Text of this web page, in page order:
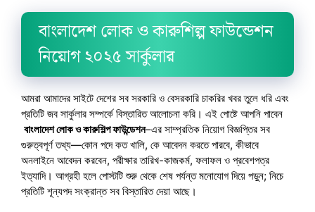
বাংলাদেশ লোক ও কারুশিল্প ফাউন্ডেশন
নিয়োগ ২০২৫ সার্কুলার
আমরা আমাদের সাইটে দেশের সব সরকারি ও বেসরকারি চাকরির খবর তুলে ধরি এবং
প্রতিটি জব সার্কুলার সম্পর্কে বিস্তারিত আলোচনা করি। এই পোষ্টে আপনি পাবেন
বাংলাদেশ লোক ও কারুশিল্প ফাউন্ডেশন–এর সাম্প্রতিক নিয়োগ বিজ্ঞপ্তির সব
গুরুত্বপূর্ণ তথ্য—কোন পদে কত খালি, কে আবেদন করতে পারবে, কীভাবে
অনলাইনে আবেদন করবেন, পরীক্ষার তারিখ-কাজকর্ম, ফলাফল ও প্রবেশপত্র
ইত্যাদি। আগ্রহী হলে পোস্টটি শুরু থেকে শেষ পর্যন্ত মনোযোগ দিয়ে পড়ুন; নিচে
প্রতিটি শূন্যপদ সংক্রান্ত সব বিস্তারিত দেয়া আছে।